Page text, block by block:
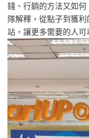
錢、行銷的方法又如
隊解釋，從點子到獲
站，讓更多需要的人可